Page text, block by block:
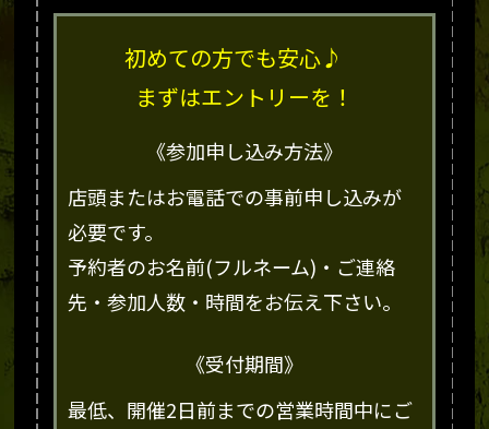
初めての方でも安心♪
まずはエントリーを！
《参加申し込み方法》
店頭またはお電話での事前申し込みが
必要です。
予約者のお名前(フルネーム)・ご連絡
先・参加人数・時間をお伝え下さい。
《受付期間》
最低、開催2日前までの営業時間中にご